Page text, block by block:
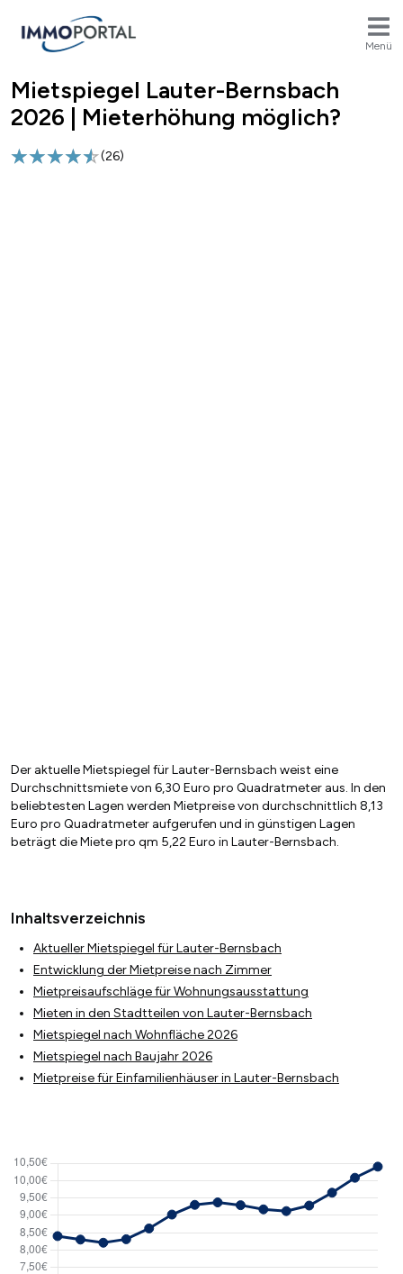
Menü
Breadcrumb
Mietspiegel Lauter-Bernsbach
2026 | Mieterhöhung möglich?
(26)
Der aktuelle Mietspiegel für Lauter-Bernsbach weist eine
Durchschnittsmiete von 6,30 Euro pro Quadratmeter aus. In den
beliebtesten Lagen werden Mietpreise von durchschnittlich 8,13
Euro pro Quadratmeter aufgerufen und in günstigen Lagen
beträgt die Miete pro qm 5,22 Euro in Lauter-Bernsbach.
Inhaltsverzeichnis
Aktueller Mietspiegel für Lauter-Bernsbach
Entwicklung der Mietpreise nach Zimmer
Mietpreisaufschläge für Wohnungsausstattung
Mieten in den Stadtteilen von Lauter-Bernsbach
Mietspiegel nach Wohnfläche 2026
Mietspiegel nach Baujahr 2026
Mietpreise für Einfamilienhäuser in Lauter-Bernsbach